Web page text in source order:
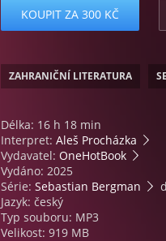
KOUPIT ZA 300 KČ
ZAHRANIČNÍ LITERATURA
Délka: 16 h 18 min
Interpret: Aleš Procházka
Vydavatel: OneHotBook
Vydáno: 2025
Série: Sebastian Bergman
Jazyk: český
Typ souboru: MP3
Velikost: 919 MB